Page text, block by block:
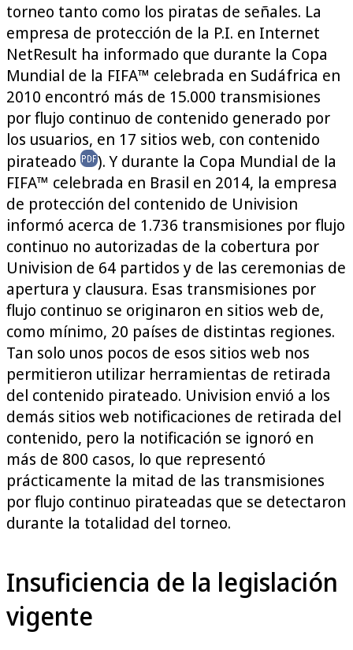
torneo tanto como los piratas de señales. La
empresa de protección de la P.I. en Internet
NetResult ha informado que durante la Copa
Mundial de la FIFA™ celebrada en Sudáfrica en
2010 encontró más de 15.000 transmisiones
por flujo continuo de contenido generado por
los usuarios, en 17 sitios web, con contenido
pirateado
). Y durante la Copa Mundial de la
FIFA™ celebrada en Brasil en 2014, la empresa
de protección del contenido de Univision
informó acerca de 1.736 transmisiones por flujo
continuo no autorizadas de la cobertura por
Univision de 64 partidos y de las ceremonias de
apertura y clausura. Esas transmisiones por
flujo continuo se originaron en sitios web de,
como mínimo, 20 países de distintas regiones.
Tan solo unos pocos de esos sitios web nos
permitieron utilizar herramientas de retirada
del contenido pirateado. Univision envió a los
demás sitios web notificaciones de retirada del
contenido, pero la notificación se ignoró en
más de 800 casos, lo que representó
prácticamente la mitad de las transmisiones
por flujo continuo pirateadas que se detectaron
durante la totalidad del torneo.
Insuficiencia de la legislación
vigente